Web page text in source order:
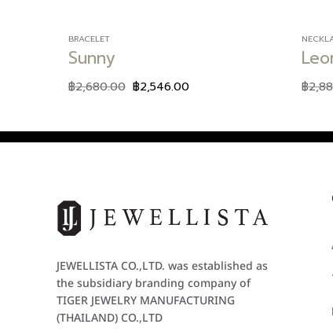
BRACELET
Sunny
฿2,680.00 ฿2,546.00 ฿
JEWELLISTA CO.,LTD. was established as
the subsidiary branding company of
TIGER JEWELRY MANUFACTURING
(THAILAND) CO.,LTD